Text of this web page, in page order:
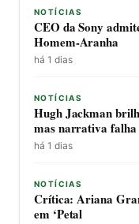
NOTÍCIAS
CEO da Sony
Homem-Aranha
há 1 dias
NOTÍCIAS
Hugh Jackman
mas narrativa falha
há 1 dias
NOTÍCIAS
Crítica: Ariana
em ‘Petal